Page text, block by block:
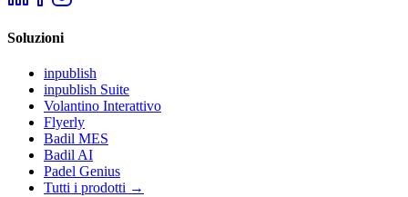
Soluzioni
inpublish
inpublish Suite
Volantino Interattivo
Flyerly
Badil MES
Badil AI
Padel Genius
Tutti i prodotti →